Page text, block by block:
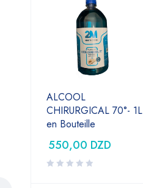
ALCOOL
CHIRURGICAL 70°- 1L
en Bouteille
550,00 DZD